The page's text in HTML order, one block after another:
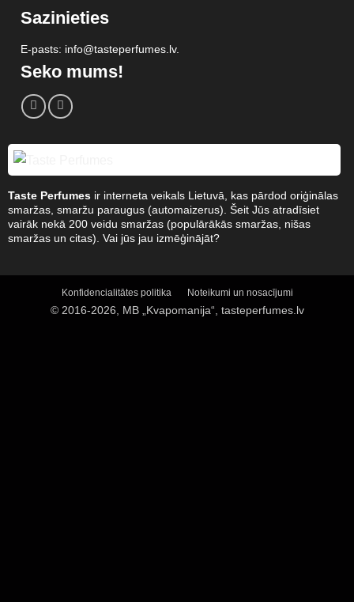
Sazinieties
E-pasts: info@tasteperfumes.lv.
Seko mums!
Taste Perfumesir interneta veikals Lietuvā, kas pārdod oriģinālas
smaržas, smaržu paraugus (automaizerus). Šeit Jūs atradīsiet
vairāk nekā 200 veidu smaržas (populārākās smaržas, nišas
smaržas un citas). Vai jūs jau izmēģinājāt?
Konfidencialitātes politika Noteikumi un nosacījumi
© 2016-2026, MB „Kvapomanija“, tasteperfumes.lv